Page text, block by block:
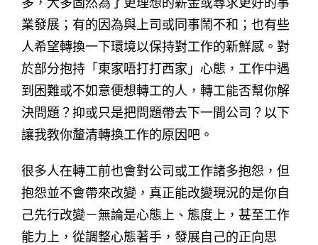
業發展；有的因為與上司或同事鬧不和；也有些
人希望轉換一下環境以保持對工作的新鮮感。對
於部分抱持「東家唔打打西家」心態，工作中遇
到困難或不如意便想轉工的人，轉工能否幫你解
決問題？抑或只是把問題帶去下一間公司？以下
讓我教你釐清轉換工作的原因吧。
很多人在轉工前也會對公司或工作諸多抱怨，但
抱怨並不會帶來改變，真正能改變現況的是你自
己先行改變－無論是心態上、態度上，甚至工作
能力上，從調整心態著手，發展自己的正向思